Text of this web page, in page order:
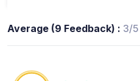
Average (9 Feedback) : 3/5